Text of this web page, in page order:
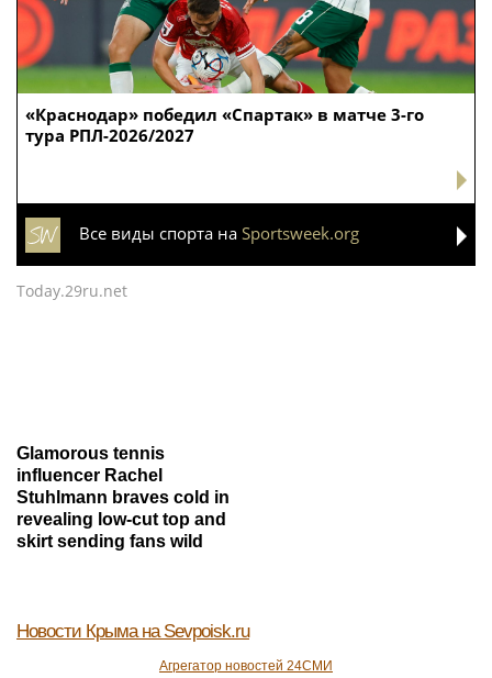
«Краснодар» победил «Спартак» в матче 3-го
тура РПЛ-2026/2027
Все виды спорта на Sportsweek.org
Today.29ru.net
Glamorous tennis
influencer Rachel
Stuhlmann braves cold in
revealing low-cut top and
skirt sending fans wild
Новости Крыма на Sevpoisk.ru
Агрегатор новостей 24СМИ